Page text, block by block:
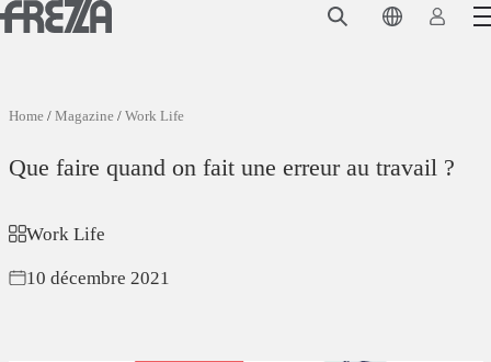
Skip to main content
Frezza
Magazine
Home/ Magazine/ Work Life
Que faire quand on fait une erreur au travail ?
Work Life
10 décembre 2021